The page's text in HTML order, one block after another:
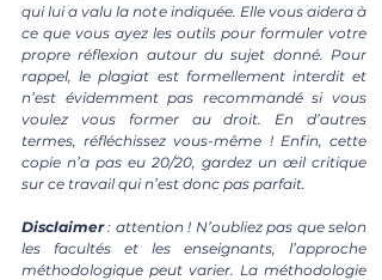
qui lui a valu la note indiquée. Elle vous aidera à
ce que vous ayez les outils pour formuler votre
propre réflexion autour du sujet donné. Pour
rappel, le plagiat est formellement interdit et
n’est évidemment pas recommandé si vous
voulez vous former au droit. En d’autres
termes, réfléchissez vous-même ! Enfin, cette
copie n’a pas eu 20/20, gardez un œil critique
sur ce travail qui n’est donc pas parfait.
Disclaimer : attention ! N’oubliez pas que selon
les facultés et les enseignants, l’approche
méthodologique peut varier. La méthodologie